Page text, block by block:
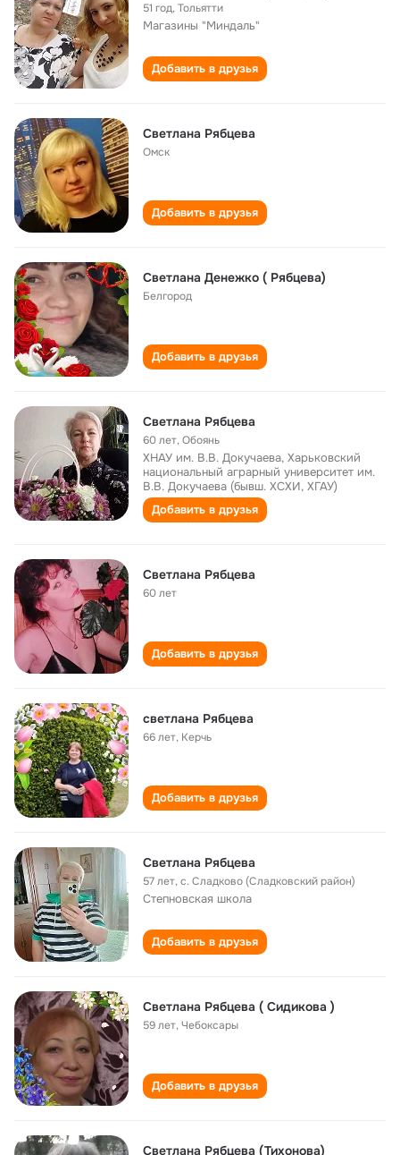
51 год,Тольятти
Магазины "Миндаль"
Добавить в друзья
Светлана Рябцева
Омск
Добавить в друзья
Светлана Денежко ( Рябцева)
Белгород
Добавить в друзья
Светлана Рябцева
60 лет,Обоянь
ХНАУ им. В.В. Докучаева, Харьковский
национальный аграрный университет им.
В.В. Докучаева (бывш. ХСХИ, ХГАУ)
Добавить в друзья
Светлана Рябцева
60 лет
Добавить в друзья
светлана Рябцева
66 лет, Керчь
Добавить в друзья
Светлана Рябцева
57 лет,с. Сладково (Сладковский район)
Cтепновская школа
Добавить в друзья
Светлана Рябцева ( Сидикова )
59 лет,Чебоксары
Добавить в друзья
Светлана Рябцева (Тихонова)